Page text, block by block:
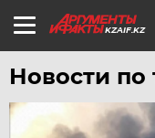
KZAIF.KZ
Новости по